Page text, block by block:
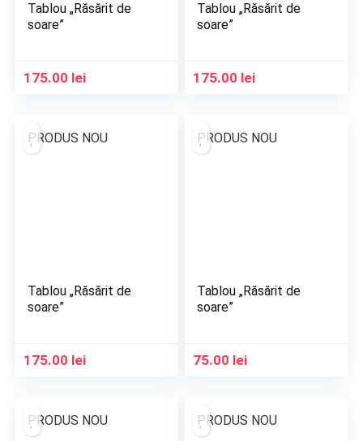
Tablou „Răsărit de
soare”
175.00 lei
Tablou „Răsărit de
soare”
175.00 lei
PRODUS NOU
Tablou „Răsărit de
soare”
175.00 lei
PRODUS NOU
Tablou „Răsărit de
soare”
75.00 lei
PRODUS NOU PRODUS NOU